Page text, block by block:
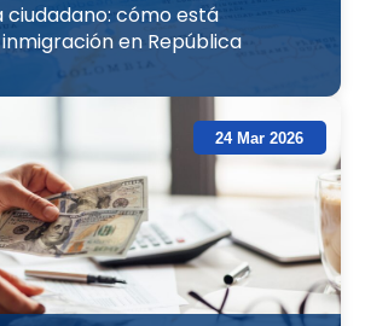
ciudadano: cómo está
en República
24 Mar 2026